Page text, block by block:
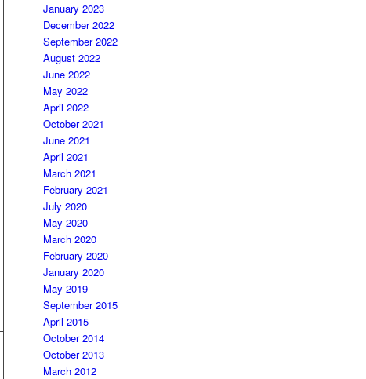
January 2023
December 2022
September 2022
August 2022
June 2022
May 2022
April 2022
October 2021
June 2021
April 2021
March 2021
February 2021
July 2020
May 2020
March 2020
February 2020
January 2020
May 2019
September 2015
April 2015
October 2014
October 2013
March 2012